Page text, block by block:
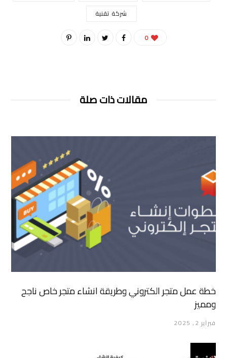
شركة تقنية
0
مقالات ذات صلة
خطة عمل متجر الكتروني وطريقة انشاء متجر خاص ناجح
ومميز
فبراير 2, 2025